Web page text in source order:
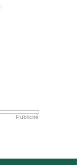
Publicité